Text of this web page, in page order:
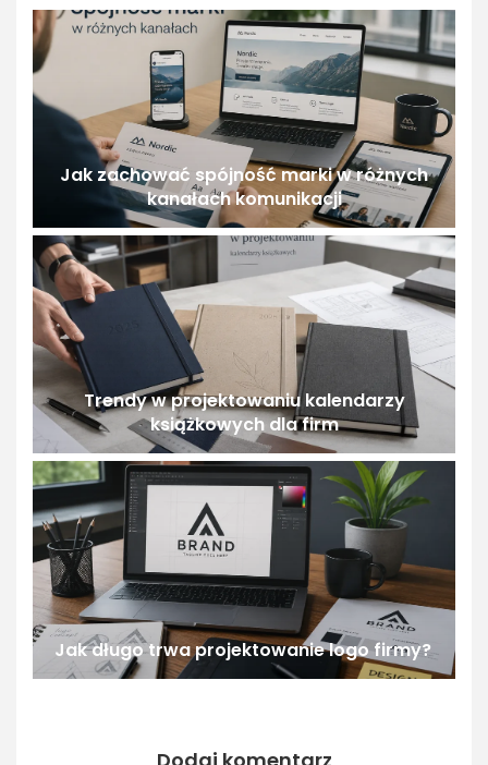
Jak zachować spójność marki w różnych
kanałach komunikacji
Trendy w projektowaniu kalendarzy
książkowych dla firm
Jak długo trwa projektowanie logo firmy?